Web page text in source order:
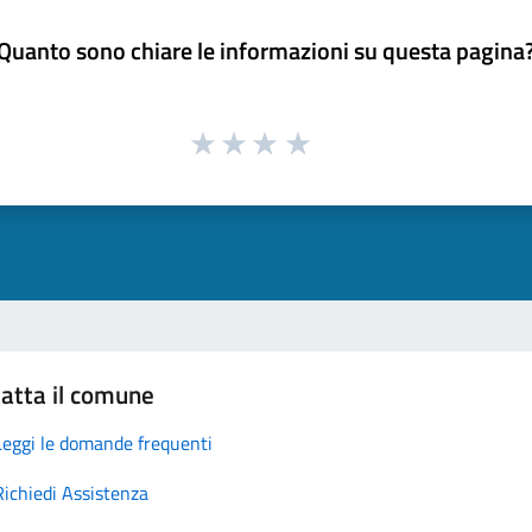
sono chiare le informazioni su questa
il comune
le domande frequenti
Assistenza